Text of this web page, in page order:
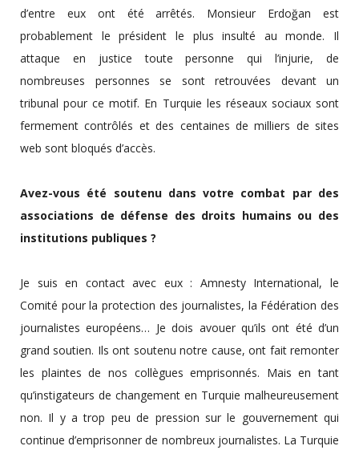
d’entre eux ont été arrêtés. Monsieur Erdoğan est
probablement le président le plus insulté au monde. Il
attaque en justice toute personne qui l’injurie, de
nombreuses personnes se sont retrouvées devant un
tribunal pour ce motif. En Turquie les réseaux sociaux sont
fermement contrôlés et des centaines de milliers de sites
web sont bloqués d’accès.
Avez-vous été soutenu dans votre combat par des
associations de défense des droits humains ou des
institutions publiques ?
Je suis en contact avec eux : Amnesty International, le
Comité pour la protection des journalistes, la Fédération des
journalistes européens… Je dois avouer qu’ils ont été d’un
grand soutien. Ils ont soutenu notre cause, ont fait remonter
les plaintes de nos collègues emprisonnés. Mais en tant
qu’instigateurs de changement en Turquie malheureusement
non. Il y a trop peu de pression sur le gouvernement qui
continue d’emprisonner de nombreux journalistes. La Turquie